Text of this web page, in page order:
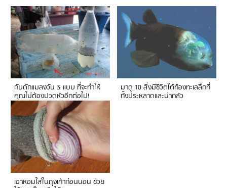
กับดักแมลงวัน 5 แบบ ที่จะทำให้
คุณไม่ต้องปวดหัวอีกต่อไป!
มาดู 10 สิ่งมีชีวิตใต้ท้องทะเลลึกที่
ทั้งประหลาดและน่ากลัว
เอาหอมใส่ในถุงเท้าก่อนนอน ช่วย